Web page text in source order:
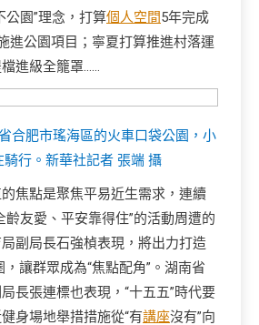
公園”理念，打算個人空間5年完成
進公園項目；寧夏打算推進村落運
進級全籠罩……
合肥市瑤海區的火車口袋公園，小
騎行。新華社記者 張端 攝
焦點是聚焦平易近生需求，連續
齡友愛、平安靠得住”的活動周遭的
副局長石強楨表現，將出力打造
，讓群眾成為“焦點配角”。湖南省
長張連標也表現，“十五五”時代要
身場地舉措措施從“有講座沒有”向